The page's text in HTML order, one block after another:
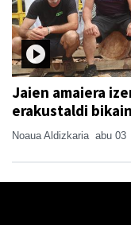
Jaien amaiera
erakustaldi
Noaua Aldizkaria abu 03